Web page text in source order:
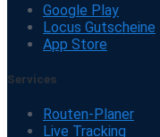
Google Play
Locus Gutscheine
App Store
Services
Routen-Planer
Live Tracking